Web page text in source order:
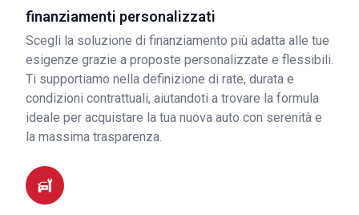
finanziamenti personalizzati
Scegli la soluzione di finanziamento più adatta alle tue
esigenze grazie a proposte personalizzate e flessibili.
Ti supportiamo nella definizione di rate, durata e
condizioni contrattuali, aiutandoti a trovare la formula
ideale per acquistare la tua nuova auto con serenità e
la massima trasparenza.